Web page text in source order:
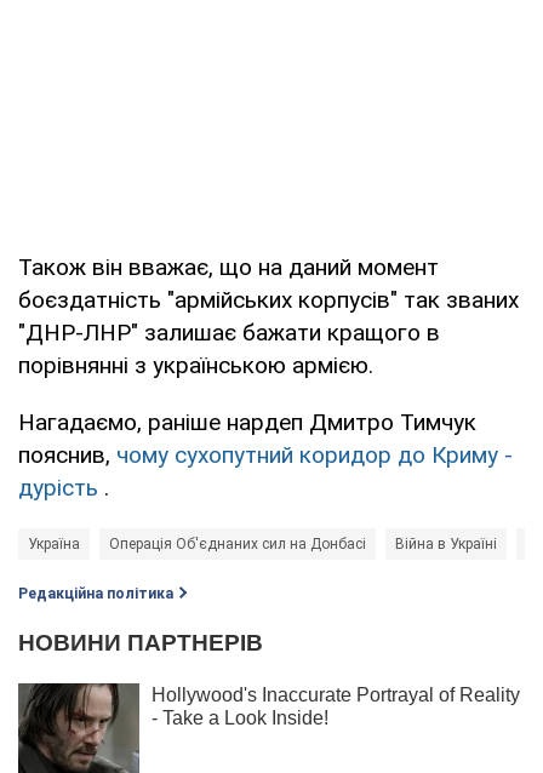
Також він вважає, що на даний момент
боєздатність "армійських корпусів" так званих
"ДНР-ЛНР" залишає бажати кращого в
порівнянні з українською армією.
Нагадаємо, раніше нардеп Дмитро Тимчук
пояснив, чому сухопутний коридор до Криму -
дурість .
Україна Операція Об'єднаних сил на Донбасі Війна в Україні
Редакційна політика